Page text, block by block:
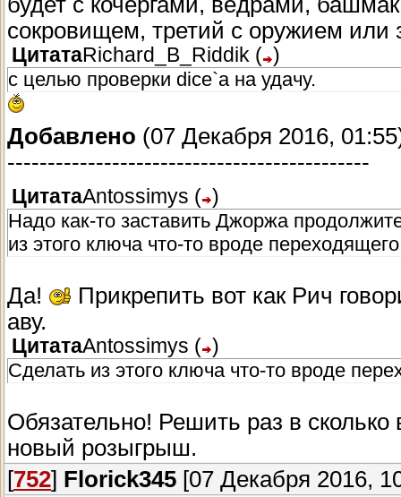
сокровищем, третий с оружием или
ЦитатаRichard_B_Riddik ( )
с целью проверки dice`а на удачу.
Добавлено (07 Декабря 2016,
---------------------------------------------
ЦитатаAntossimys ( )
Надо как-то заставить Джоржа
из этого ключа что-то вроде
Да!
Прикрепить вот как Рич
аву.
ЦитатаAntossimys ( )
Сделать из этого ключа что-то вроде
Обязательно! Решить раз в
новый розыгрыш.
[752] Florick345 [07 Декабря 2016,